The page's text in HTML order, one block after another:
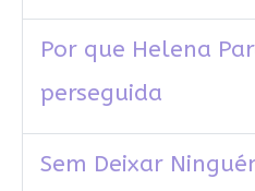
Por que Helena
perseguida
Sem Deixar